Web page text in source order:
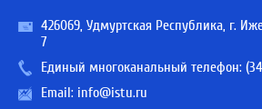
426069, Удмуртская Республика, г.
7
Единый многоканальный телефон:
Email: info@istu.ru